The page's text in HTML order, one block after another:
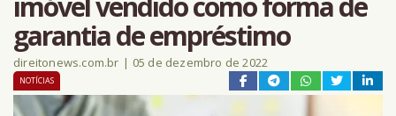
garantia de empréstimo
direitonews.com.br | 05 de dezembro de 2022
NOTÍCIAS